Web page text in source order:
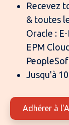
Recevez
& toutes
Oracle :
EPM
Jusqu'à
Adhérer à